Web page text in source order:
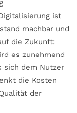
ist
machbar und
die Zukunft:
es zunehmend
sich dem Nutzer
die Kosten
der